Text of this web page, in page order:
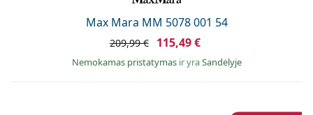
Max Mara MM 5078 001 54
209,99 € 115,49 €
Nemokamas pristatymas ir yraSandėlyje